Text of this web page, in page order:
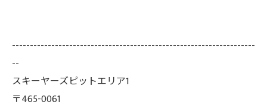
--------------------------------------------------------------------
--
スキーヤーズピットエリア1
〒465-0061